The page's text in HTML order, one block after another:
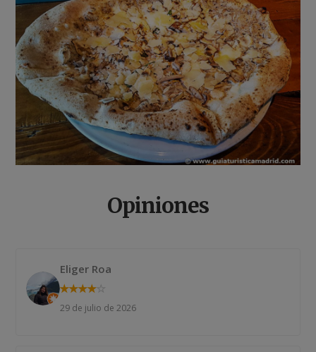
Opiniones
Eliger Roa
★★★★★
29 de julio de 2026